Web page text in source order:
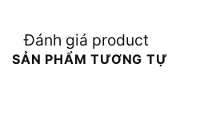
Đánh giá product
SẢN PHẨM TƯƠNG TỰ